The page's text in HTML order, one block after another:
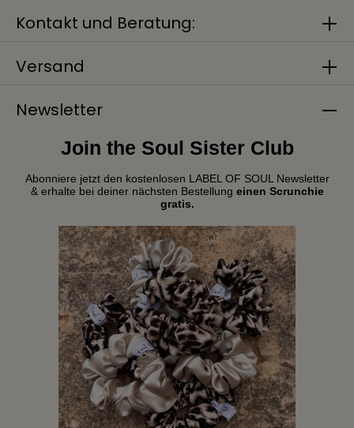
Kontakt und Beratung:
Versand
Newsletter
Join the Soul Sister Club
Abonniere jetzt den kostenlosen LABEL OF SOUL Newsletter
& erhalte bei deiner nächsten Bestellung einen Scrunchie
gratis.